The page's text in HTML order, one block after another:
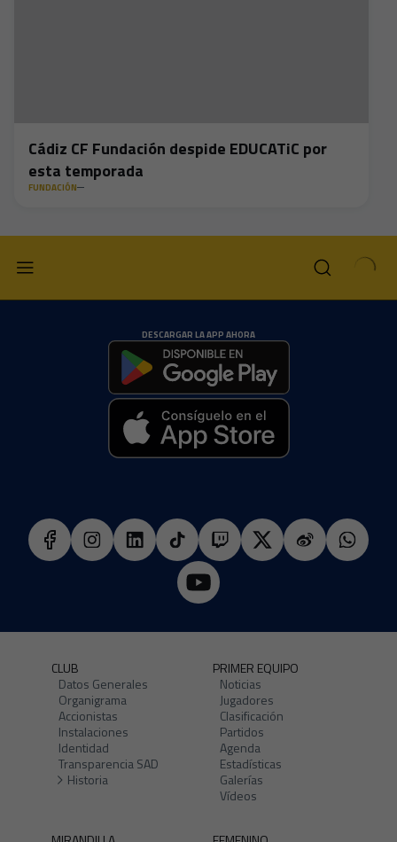
Cádiz CF Fundación despide EDUCATiC por
esta temporada
FUNDACIÓN
DESCARGAR LA APP AHORA
CLUB
Datos Generales
Organigrama
Accionistas
Instalaciones
Identidad
Transparencia SAD
Historia
PRIMER EQUIPO
Noticias
Jugadores
Clasificación
Partidos
Agenda
Estadísticas
Galerías
Vídeos